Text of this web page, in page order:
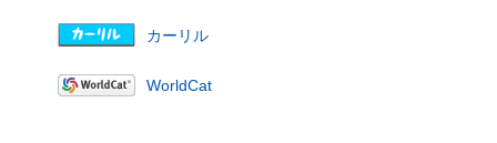
カーリル
WorldCat